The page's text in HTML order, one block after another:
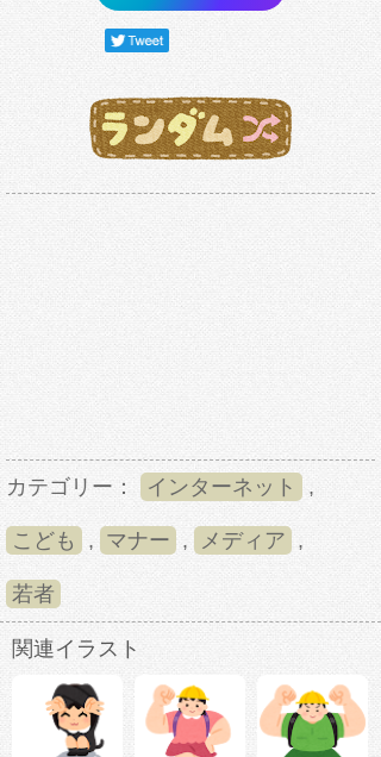
カテゴリー： インターネット ,
こども , マナー , メディア ,
若者
関連イラスト